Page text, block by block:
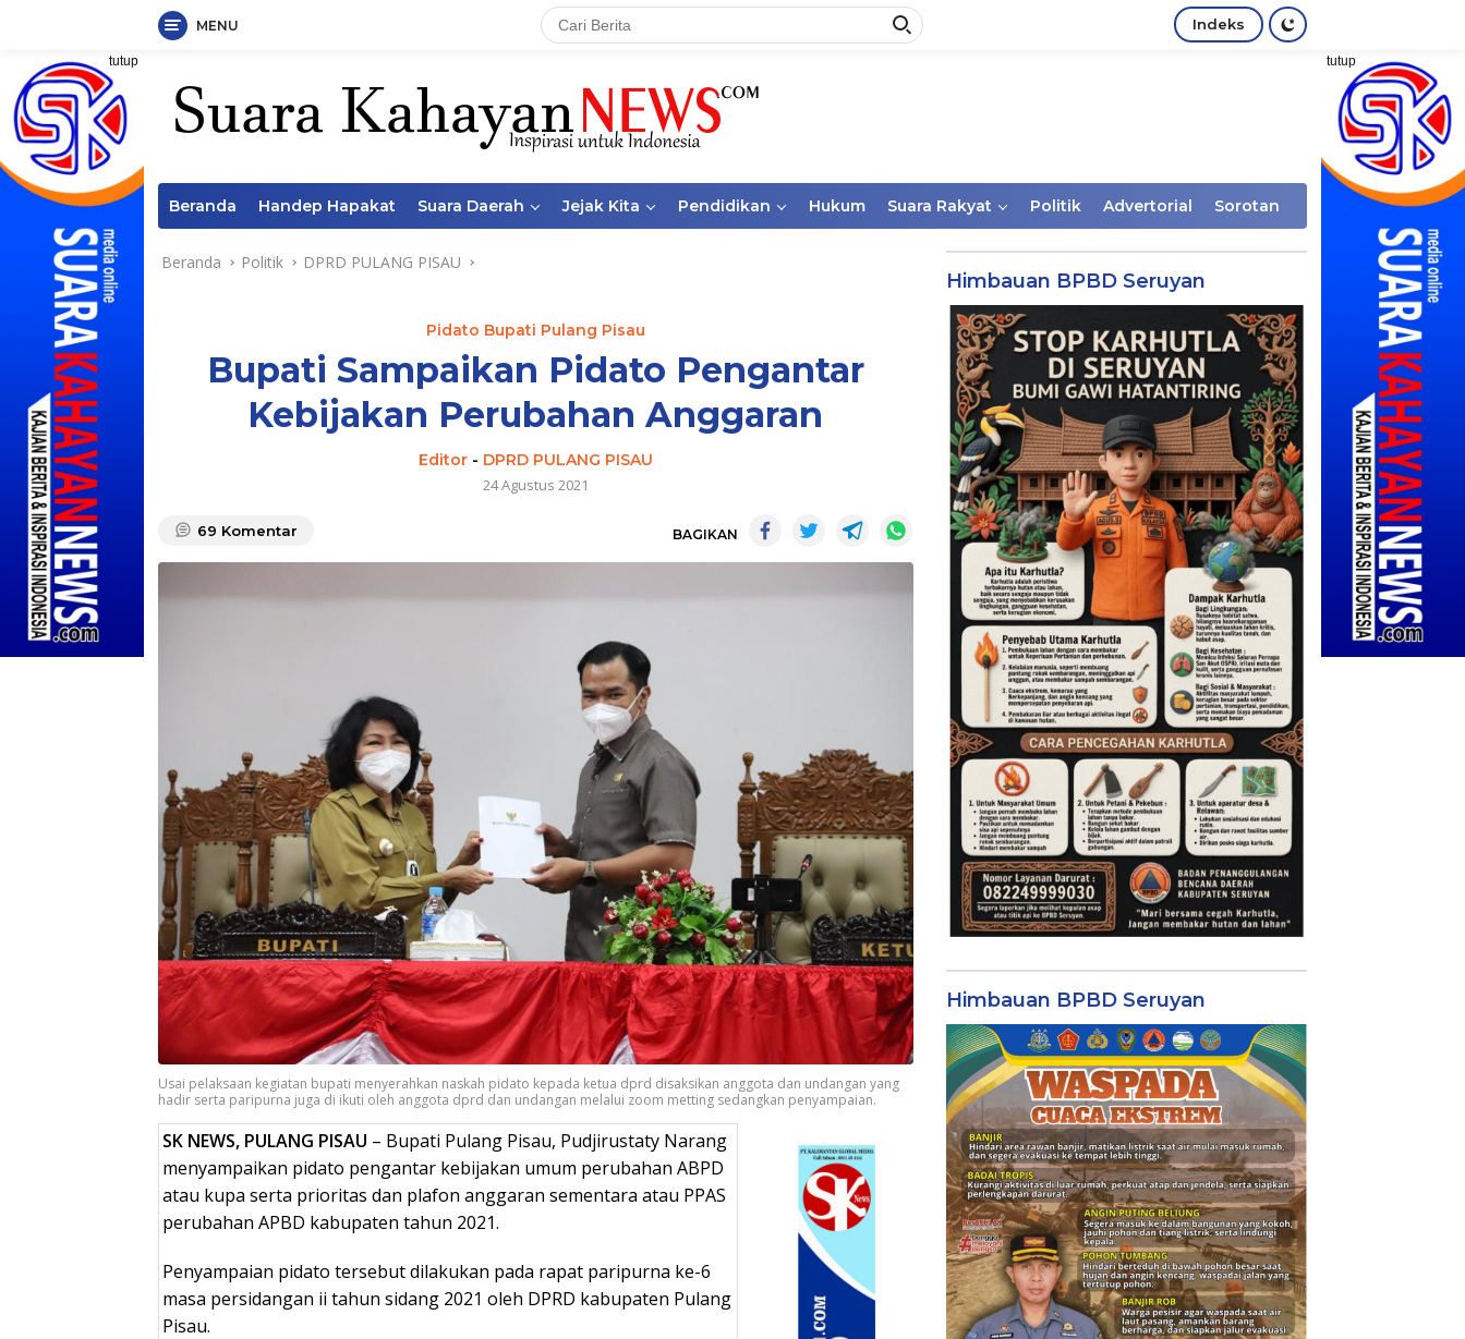
Langsung
konten
MENU Indeks
tutup tutup
Beranda Handep Hapakat Suara Daerah Jejak Kita Pendidikan Hukum Suara Rakyat Politik Advertorial Sorotan
Beranda Politik DPRD PULANG PISAU
Pidato Bupati Pulang Pisau
Bupati Sampaikan Pidato Pengantar
Kebijakan Perubahan Anggaran
Editor- DPRD PULANG PISAU
24 Agustus 2021
69 Komentar BAGIKAN
Usai pelaksaan kegiatan bupati menyerahkan naskah pidato kepada ketua dprd disaksikan anggota dan undangan yang
hadir serta paripurna juga di ikuti oleh anggota dprd dan undangan melalui zoom metting sedangkan penyampaian.
SK NEWS, PULANG PISAU – Bupati Pulang Pisau, Pudjirustaty Narang
menyampaikan pidato pengantar kebijakan umum perubahan ABPD
atau kupa serta prioritas dan plafon anggaran sementara atau PPAS
perubahan APBD kabupaten tahun 2021.
Penyampaian pidato tersebut dilakukan pada rapat paripurna ke-6
masa persidangan ii tahun sidang 2021 oleh DPRD kabupaten Pulang
Pisau.
Himbauan BPBD Seruyan
Himbauan BPBD Seruyan